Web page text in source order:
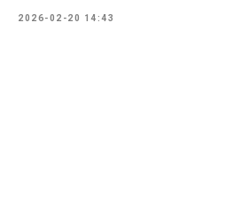
2026-02-20 14:43